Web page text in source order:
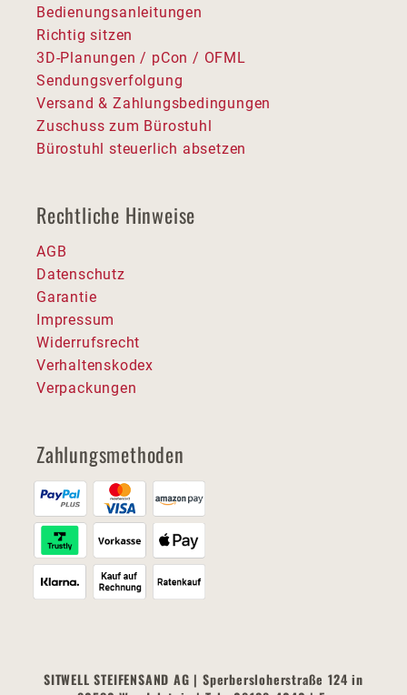
Bedienungsanleitungen
Richtig sitzen
3D-Planungen / pCon / OFML
Sendungsverfolgung
Versand & Zahlungsbedingungen
Zuschuss zum Bürostuhl
Bürostuhl steuerlich absetzen
Rechtliche Hinweise
AGB
Datenschutz
Garantie
Impressum
Widerrufsrecht
Verhaltenskodex
Verpackungen
Zahlungsmethoden
SITWELL STEIFENSAND AG | Sperbersloherstraße 124 in